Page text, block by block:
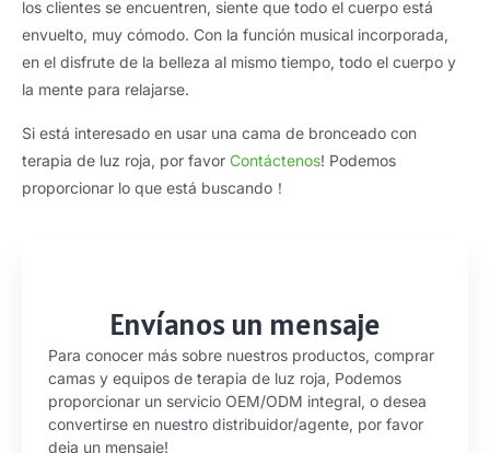
los clientes se encuentren, siente que todo el cuerpo está
envuelto, muy cómodo. Con la función musical incorporada,
en el disfrute de la belleza al mismo tiempo, todo el cuerpo y
la mente para relajarse.
Si está interesado en usar una cama de bronceado con
terapia de luz roja, por favor Contáctenos! Podemos
proporcionar lo que está buscando！
Envíanos un mensaje
Para conocer más sobre nuestros productos, comprar
camas y equipos de terapia de luz roja, Podemos
proporcionar un servicio OEM/ODM integral, o desea
convertirse en nuestro distribuidor/agente, por favor
deja un mensaje!